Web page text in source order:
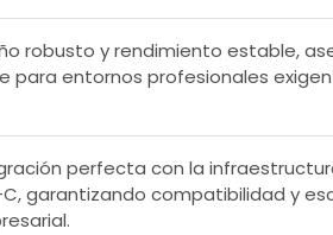
robusto y rendimiento estable,
para entornos profesionales
perfecta con la
C, garantizando compatibilidad y